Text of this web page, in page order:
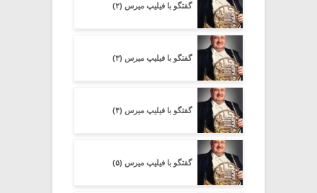
گفتگو با فیلیپ میرس (۲)
گفتگو با فیلیپ میرس (۳)
گفتگو با فیلیپ میرس (۴)
گفتگو با فیلیپ میرس (۵)